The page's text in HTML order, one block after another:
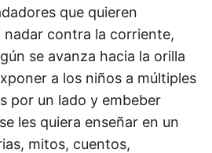
que quieren
nadar contra la corriente,
se avanza hacia la orilla
a los niños a múltiples
por un lado y embeber
les quiera enseñar en un
mitos, cuentos,